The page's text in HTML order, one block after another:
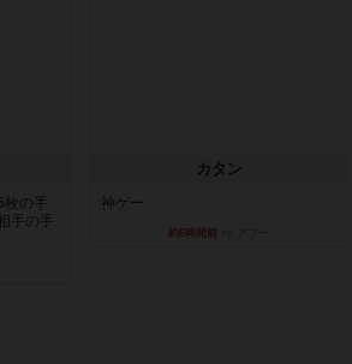
枚の手
手の手
カタン
神ゲー
約6時間前